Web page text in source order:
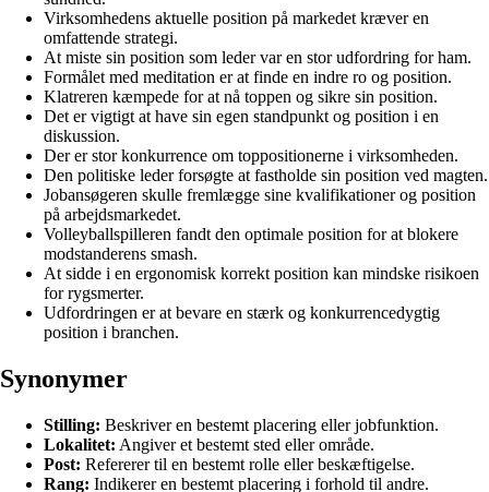
Virksomhedens aktuelle position på markedet kræver en
omfattende strategi.
At miste sin position som leder var en stor udfordring for ham.
Formålet med meditation er at finde en indre ro og position.
Klatreren kæmpede for at nå toppen og sikre sin position.
Det er vigtigt at have sin egen standpunkt og position i en
diskussion.
Der er stor konkurrence om toppositionerne i virksomheden.
Den politiske leder forsøgte at fastholde sin position ved magten.
Jobansøgeren skulle fremlægge sine kvalifikationer og position
på arbejdsmarkedet.
Volleyballspilleren fandt den optimale position for at blokere
modstanderens smash.
At sidde i en ergonomisk korrekt position kan mindske risikoen
for rygsmerter.
Udfordringen er at bevare en stærk og konkurrencedygtig
position i branchen.
Synonymer
Stilling: Beskriver en bestemt placering eller jobfunktion.
Lokalitet: Angiver et bestemt sted eller område.
Post: Refererer til en bestemt rolle eller beskæftigelse.
Rang: Indikerer en bestemt placering i forhold til andre.